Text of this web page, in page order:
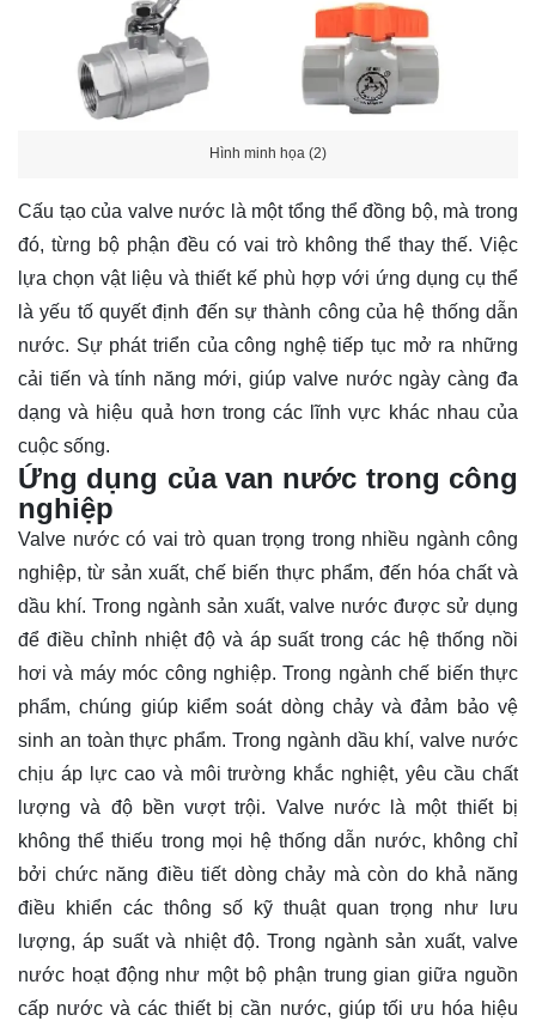
Hình minh họa (2)
Cấu tạo của valve nước là một tổng thể đồng bộ, mà trong
đó, từng bộ phận đều có vai trò không thể thay thế. Việc
lựa chọn vật liệu và thiết kế phù hợp với ứng dụng cụ thể
là yếu tố quyết định đến sự thành công của hệ thống dẫn
nước. Sự phát triển của công nghệ tiếp tục mở ra những
cải tiến và tính năng mới, giúp valve nước ngày càng đa
dạng và hiệu quả hơn trong các lĩnh vực khác nhau của
cuộc sống.
Ứng dụng của van nước trong công
nghiệp
Valve nước có vai trò quan trọng trong nhiều ngành công
nghiệp, từ sản xuất, chế biến thực phẩm, đến hóa chất và
dầu khí. Trong ngành sản xuất, valve nước được sử dụng
để điều chỉnh nhiệt độ và áp suất trong các hệ thống nồi
hơi và máy móc công nghiệp. Trong ngành chế biến thực
phẩm, chúng giúp kiểm soát dòng chảy và đảm bảo vệ
sinh an toàn thực phẩm. Trong ngành dầu khí, valve nước
chịu áp lực cao và môi trường khắc nghiệt, yêu cầu chất
lượng và độ bền vượt trội. Valve nước là một thiết bị
không thể thiếu trong mọi hệ thống dẫn nước, không chỉ
bởi chức năng điều tiết dòng chảy mà còn do khả năng
điều khiển các thông số kỹ thuật quan trọng như lưu
lượng, áp suất và nhiệt độ. Trong ngành sản xuất, valve
nước hoạt động như một bộ phận trung gian giữa nguồn
cấp nước và các thiết bị cần nước, giúp tối ưu hóa hiệu